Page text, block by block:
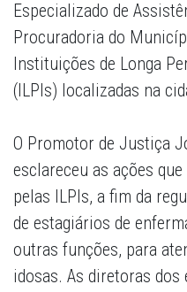
Especializado de
Procuradoria do
Instituições de Longa
(ILPIs) localizadas na
O Promotor de Justiça
esclareceu as ações
pelas ILPIs, a fim da
de estagiários de
outras funções, para
idosas. As diretoras